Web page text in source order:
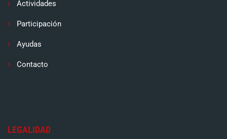
Actividades
Participación
Ayudas
Contacto
LEGALIDAD